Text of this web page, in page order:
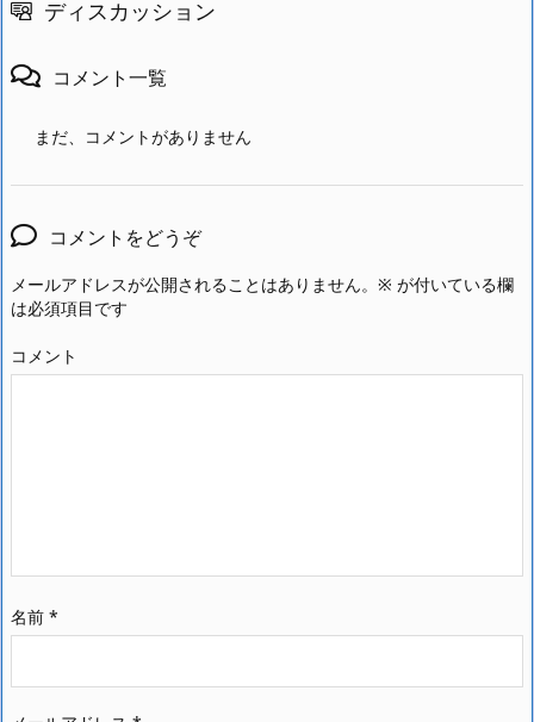
ディスカッション
コメント一覧
まだ、コメントがありません
コメントをどうぞ
メールアドレスが公開されることはありません。 ※ が付いている欄
は必須項目です
コメント
名前 *